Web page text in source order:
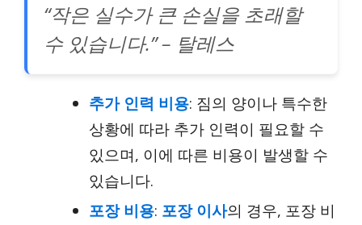
“작은 실수가 큰 손실을 초래할
수 있습니다.” – 탈레스
추가 인력 비용: 짐의 양이나 특수한
상황에 따라 추가 인력이 필요할 수
있으며, 이에 따른 비용이 발생할 수
있습니다.
포장 비용: 포장 이사의 경우, 포장 비